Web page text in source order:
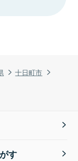
十日町市
す